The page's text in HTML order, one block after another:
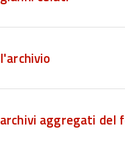
l'archivio
archivi aggregati del